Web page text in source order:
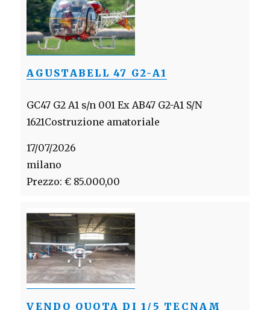
AGUSTABELL 47 G2-A1
GC47 G2 A1 s/n 001 Ex AB47 G2-A1 S/N
1621Costruzione amatoriale
17/07/2026
milano
Prezzo: € 85.000,00
VENDO QUOTA DI 1/5 TECNAM